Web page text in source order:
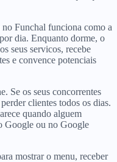
Funchal funciona como a
dia. Enquanto dorme, o
seus servicos, recebe
e convence potenciais
Se os seus concorrentes
clientes todos os dias.
quando alguem
Google ou no Google
mostrar o menu, receber